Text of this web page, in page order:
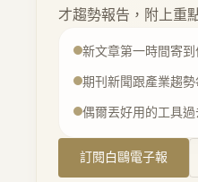
才趨勢報告，附上重
新文章第一時間寄到
期刊新聞跟產業趨
偶爾丟好用的工具過
行動按鈕
訂閱白鷗電子報